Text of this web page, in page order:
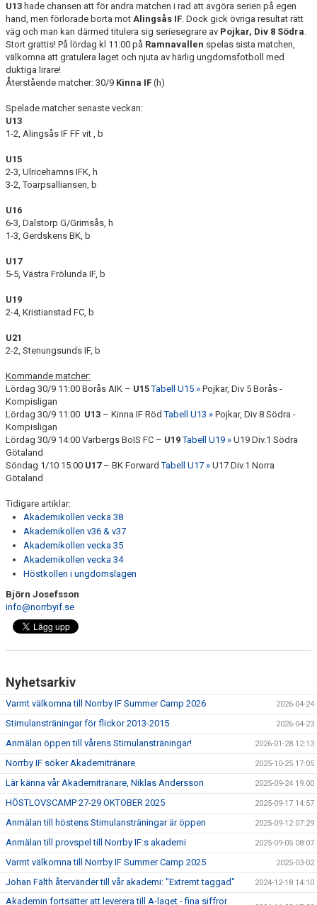
U13 hade chansen att för andra matchen i rad att avgöra serien på egen
hand, men förlorade borta mot Alingsås IF. Dock gick övriga resultat rätt
väg och man kan därmed titulera sig seriesegrare av Pojkar, Div 8 Södra.
Stort grattis! På lördag kl 11:00 på Ramnavallen spelas sista matchen,
välkomna att gratulera laget och njuta av härlig ungdomsfotboll med
duktiga lirare!
Återstående matcher: 30/9 Kinna IF (h)
Spelade matcher senaste veckan:
U13
1-2, Alingsås IF FF vit , b
U15
2-3, Ulricehamns IFK, h
3-2, Toarpsalliansen, b
U16
6-3, Dalstorp G/Grimsås, h
1-3, Gerdskens BK, b
U17
5-5, Västra Frölunda IF, b
U19
2-4, Kristianstad FC, b
U21
2-2, Stenungsunds IF, b
Kommande matcher:
Lördag 30/9 11:00 Borås AIK – U15 Tabell U15 » Pojkar, Div 5 Borås -
Kompisligan
Lördag 30/9 11:00 U13 – Kinna IF Röd Tabell U13 » Pojkar, Div 8 Södra -
Kompisligan
Lördag 30/9 14:00 Varbergs BoIS FC – U19 Tabell U19 » U19 Div.1 Södra
Götaland
Söndag 1/10 15:00 U17– BK ForwardTabell U17 » U17 Div.1 Norra
Götaland
Tidigare artiklar:
Akademikollen vecka 38
Akademikollen v36 & v37
Akademikollen vecka 35
Akademikollen vecka 34
Höstkollen i ungdomslagen
Björn Josefsson
info@norrbyif.se
Nyhetsarkiv
Varmt välkomna till Norrby IF Summer Camp 2026 2026-04-24
Stimulansträningar för flickor 2013-2015 2026-04-23
Anmälan öppen till vårens Stimulansträningar! 2026-01-28 12:13
Norrby IF söker Akademitränare 2025-10-25 17:05
Lär känna vår Akademitränare, Niklas Andersson 2025-09-24 19:00
HÖSTLOVSCAMP 27-29 OKTOBER 2025 2025-09-17 14:57
Anmälan till höstens Stimulansträningar är öppen 2025-09-12 07:29
Anmälan till provspel till Norrby IF:s akademi 2025-09-05 08:07
Varmt välkomna till Norrby IF Summer Camp 2025 2025-03-02
Johan Fälth återvänder till vår akademi: "Extremt taggad" 2024-12-18 14:10
Akademin fortsätter att leverera till A-laget - fina siffror